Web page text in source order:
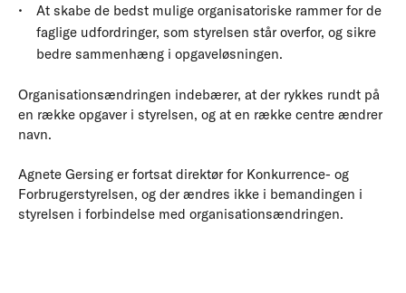
At skabe de bedst mulige organisatoriske rammer for de
faglige udfordringer, som styrelsen står overfor, og sikre
bedre sammenhæng i opgaveløsningen.
Organisationsændringen indebærer, at der rykkes rundt på
en række opgaver i styrelsen, og at en række centre ændrer
navn.
Agnete Gersing er fortsat direktør for Konkurrence- og
Forbrugerstyrelsen, og der ændres ikke i bemandingen i
styrelsen i forbindelse med organisationsændringen.